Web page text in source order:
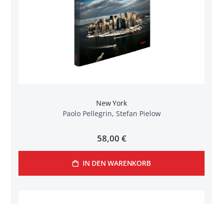
New York
Paolo Pellegrin, Stefan Pielow
58,00 €
IN DEN WARENKORB